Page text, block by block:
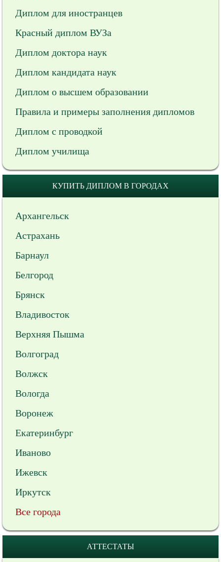
Диплом для иностранцев
Красный диплом ВУЗа
Диплом доктора наук
Диплом кандидата наук
Диплом о высшем образовании
Правила и примеры заполнения дипломов
Диплом с проводкой
Диплом училища
КУПИТЬ ДИПЛОМ В ГОРОДАХ
Архангельск
Астрахань
Барнаул
Белгород
Брянск
Владивосток
Верхняя Пышма
Волгоград
Волжск
Вологда
Воронеж
Екатеринбург
Иваново
Ижевск
Иркутск
Все города
АТТЕСТАТЫ